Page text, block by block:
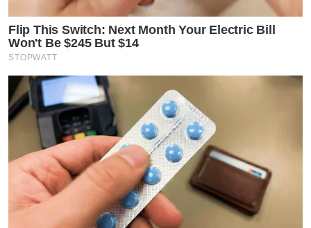
Flip This Switch: Next Month Your Electric Bill
Won't Be $245 But $14
STOPWATT